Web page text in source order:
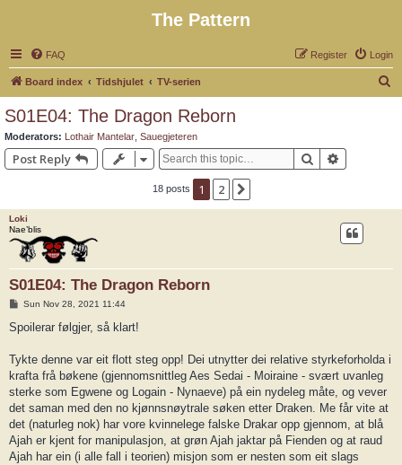
The Pattern
FAQ Login
Register
Board index Tidshjulet TV-serien
S01E04: The Dragon Reborn
Moderators: Lothair Mantelar Sauegjeteren
Post Reply Search
18 posts 1 2
Loki
Nae’blis
S01E04: The Dragon Reborn
P
s
Sun Nov 28, 2021 11:44
Spoilerar følgjer, så klart!
Tykte denne var eit flott steg opp! Dei utnytter dei relative styrkeforholda i
krafta frå bøkene (gjennomsnittleg Aes Sedai - Moiraine - svært uvanleg
sterke som Egwene og Logain - Nynaeve) på ein nydeleg måte, og vever
det saman med den no kjønnsnøytrale søken etter Draken. Me får vite at
det (naturleg nok) har vore kvinnelege falske Drakar opp gjennom, at blå
Ajah er kjent for manipulasjon, at grøn Ajah jaktar på Fienden og at raud
Ajah har ein (i alle fall i teorien) misjon som er nesten som eit slags